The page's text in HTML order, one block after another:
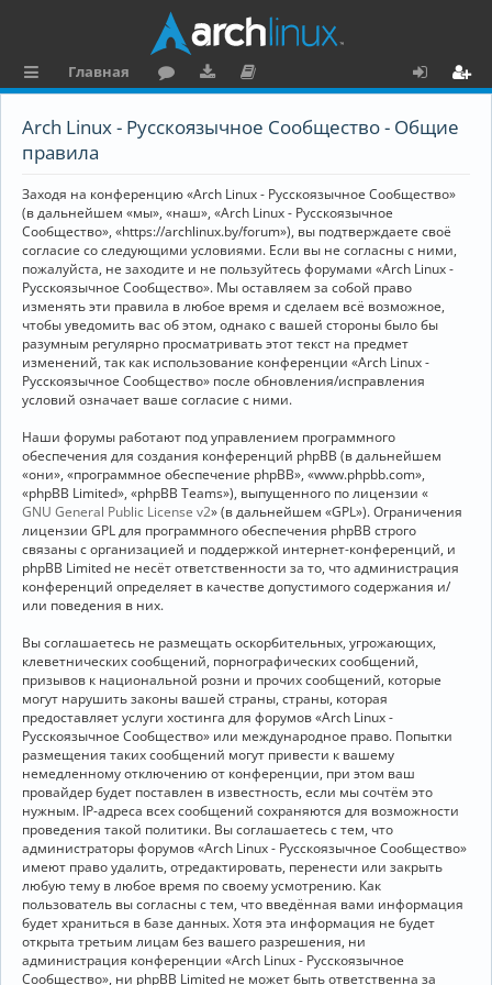
ы
к
и
Главная
ру
ру
и
ку
е
н
та
ц
и
я
о
Arch Linux - Русскоязычное Сообщество - Общие
правила
Заходя на конференцию «Arch Linux - Русскоязычное Сообщество»
(в дальнейшем «мы», «наш», «Arch Linux - Русскоязычное
Сообщество», «https://archlinux.by/forum»), вы подтверждаете своё
согласие со следующими условиями. Если вы не согласны с ними,
пожалуйста, не заходите и не пользуйтесь форумами «Arch Linux -
Русскоязычное Сообщество». Мы оставляем за собой право
изменять эти правила в любое время и сделаем всё возможное,
чтобы уведомить вас об этом, однако с вашей стороны было бы
разумным регулярно просматривать этот текст на предмет
изменений, так как использование конференции «Arch Linux -
Русскоязычное Сообщество» после обновления/исправления
условий означает ваше согласие с ними.
Наши форумы работают под управлением программного
обеспечения для создания конференций phpBB (в дальнейшем
«они», «программное обеспечение phpBB», «www.phpbb.com»,
«phpBB Limited», «phpBB Teams»), выпущенного по лицензии «
GNU General Public License v2» (в дальнейшем «GPL»). Ограничения
лицензии GPL для программного обеспечения phpBB строго
связаны с организацией и поддержкой интернет-конференций, и
phpBB Limited не несёт ответственности за то, что администрация
конференций определяет в качестве допустимого содержания и/
или поведения в них.
Вы соглашаетесь не размещать оскорбительных, угрожающих,
клеветнических сообщений, порнографических сообщений,
призывов к национальной розни и прочих сообщений, которые
могут нарушить законы вашей страны, страны, которая
предоставляет услуги хостинга для форумов «Arch Linux -
Русскоязычное Сообщество» или международное право. Попытки
размещения таких сообщений могут привести к вашему
немедленному отключению от конференции, при этом ваш
провайдер будет поставлен в известность, если мы сочтём это
нужным. IP-адреса всех сообщений сохраняются для возможности
проведения такой политики. Вы соглашаетесь с тем, что
администраторы форумов «Arch Linux - Русскоязычное Сообщество»
имеют право удалить, отредактировать, перенести или закрыть
любую тему в любое время по своему усмотрению. Как
пользователь вы согласны с тем, что введённая вами информация
будет храниться в базе данных. Хотя эта информация не будет
открыта третьим лицам без вашего разрешения, ни
администрация конференции «Arch Linux - Русскоязычное
Сообщество», ни phpBB Limited не может быть ответственна за